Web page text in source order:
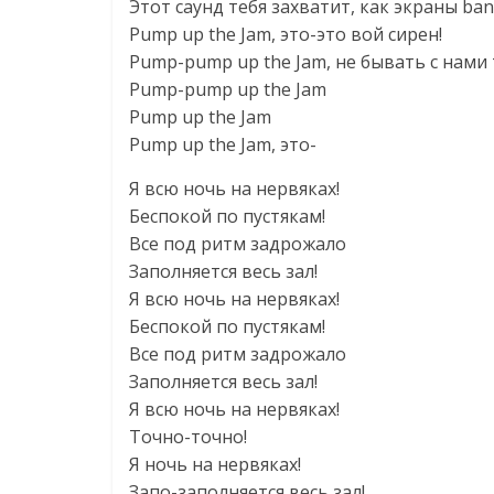
Этот саунд тебя захватит, как экраны
Pump up the Jam, это-это вой сирен!
Pump-pump up the Jam, не бывать с нами
Pump-pump up the Jam
Pump up the Jam
Pump up the Jam, это-
Я всю ночь на нервяках!
Беспокой по пустякам!
Все под ритм задрожало
Заполняется весь зал!
Я всю ночь на нервяках!
Беспокой по пустякам!
Все под ритм задрожало
Заполняется весь зал!
Я всю ночь на нервяках!
Точно-точно!
Я ночь на нервяках!